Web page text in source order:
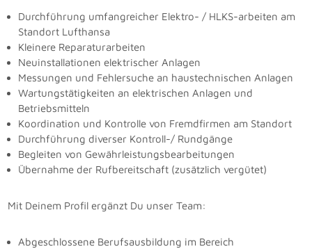
Durchführung umfangreicher Elektro- / HLKS-arbeiten am
Standort Lufthansa
Kleinere Reparaturarbeiten
Neuinstallationen elektrischer Anlagen
Messungen und Fehlersuche an haustechnischen Anlagen
Wartungstätigkeiten an elektrischen Anlagen und
Betriebsmitteln
Koordination und Kontrolle von Fremdfirmen am Standort
Durchführung diverser Kontroll-/ Rundgänge
Begleiten von Gewährleistungsbearbeitungen
Übernahme der Rufbereitschaft (zusätzlich vergütet)
Mit Deinem Profil ergänzt Du unser Team:
Abgeschlossene Berufsausbildung im Bereich